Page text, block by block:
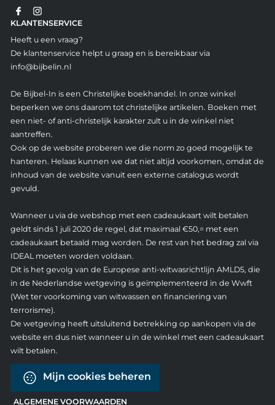
KLANTENSERVICE
Heeft u een vraag?
De klantenservice helpt u graag en is bereikbaar via
info@bijbelin.nl
De Bijbel-In is een Christelijke boekhandel. In onze winkel
beperken we ons daarom tot christelijke artikelen. Boeken met
een niet- of anti-christelijk karakter zult u in de winkel niet
aantreffen.
Ook op de website proberen we die norm zo goed mogelijk te
hanteren. Helaas kunnen we dat niet altijd voorkomen, omdat de
inhoud van de website vanuit een externe catalogus wordt
gevuld.
Wanneer u via de webshop met een cadeaukaart wilt betalen
geldt sinds 1 juli 2020 de regel, dat maximaal €50,= met een
cadeaukaart betaald mag worden. De rest van het bedrag zal via
IDEAL moeten worden voldaan.
Dit is het gevolg van de Europese anti-witwasrichtlijn AMLD5, die
in de Nederlandse wetgeving is geïmplementeerd in de Wwft
(Wet ter voorkoming van witwassen en financiering van
terrorisme).
De wetgeving heeft uitsluitend betrekking op aankopen via de
website en dus niet wanneer u in de winkel met een cadeaukaart
wilt betalen.
Mijn cookies beheren
ALGEMENE VOORWAARDEN